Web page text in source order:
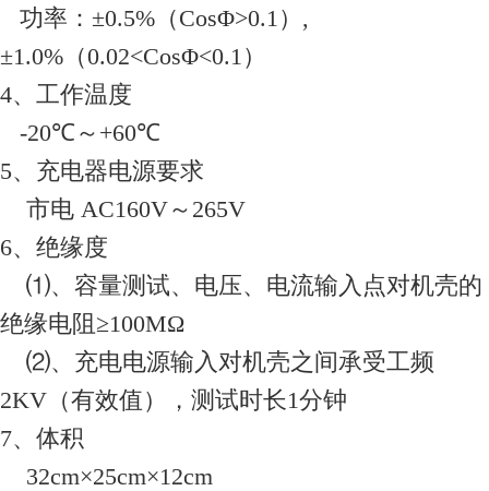
功率：±0.5%（CosΦ>0.1）,
±1.0%（0.02<CosΦ<0.1）
4、工作温度
-20℃～+60℃
5、充电器电源要求
市电 AC160V～265V
6、绝缘度
⑴、容量测试、电压、电流输入点对机壳的
绝缘电阻≥100MΩ
⑵、充电电源输入对机壳之间承受工频
2KV（有效值），测试时长1分钟
7、体积
32cm×25cm×12cm